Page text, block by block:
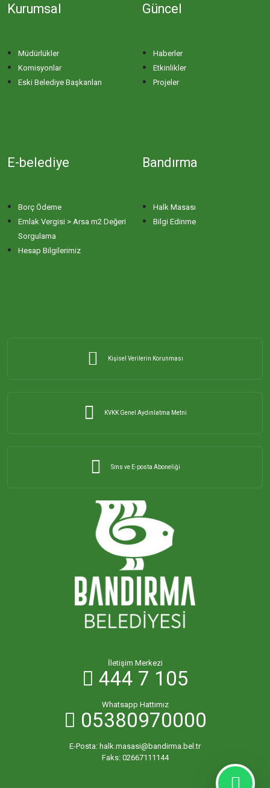
Kurumsal
Müdürlükler
Komisyonlar
Eski Belediye Başkanları
Güncel
Haberler
Etkinlikler
Projeler
E-belediye
Borç Ödeme
Emlak Vergisi > Arsa m2 Değeri
Sorgulama
Hesap Bilgilerimiz
Bandırma
Halk Masası
Bilgi Edinme
Kişisel Verilerin Korunması
KVKK Genel Aydınlatma Metni
Sms ve E-posta Aboneliği
İletişim Merkezi
444 7 105
Whatsapp Hattımız
05380970000
E-Posta: halk.masasi@bandirma.bel.tr
Faks: 02667111144